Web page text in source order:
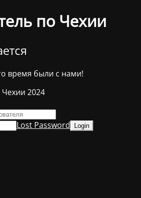
по Чехии
время были с нами!
2024
Lost Password